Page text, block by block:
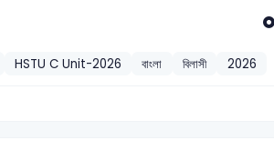
HSTU C Unit-2026 বাংলা বিলাসী 2026